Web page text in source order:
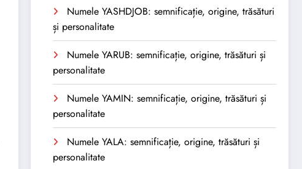
Numele YASHDJOB: semnificație, origine, trăsături
și personalitate
Numele YARUB: semnificație, origine, trăsături și
personalitate
Numele YAMIN: semnificație, origine, trăsături și
personalitate
Numele YALA: semnificație, origine, trăsături și
personalitate